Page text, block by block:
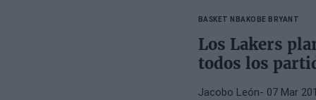
BASKET NBA KOBE BRYANT
Los Lakers
todos los
Jacobo León- 07 Mar